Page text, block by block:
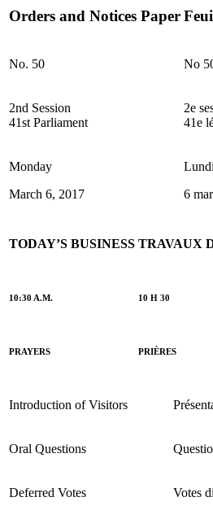
Orders and Notices Paper
No. 50 No
2nd Session
41st Parliament
2e
41e
Monday
March 6, 2017
Lundi
6
TODAY’S BUSINESS TRAVAUX
10:30 A.M. 10 H 30
PRAYERS PRIÈRES
Introduction of Visitors
Oral Questions
Deferred Votes Votes